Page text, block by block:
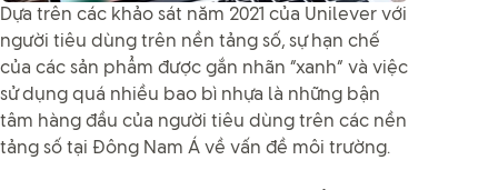
Dựa trên các khảo sát năm 2021 của Unilever với
người tiêu dùng trên nền tảng số, sự hạn chế
của các sản phẩm được gắn nhãn “xanh” và việc
sử dụng quá nhiều bao bì nhựa là những bận
tâm hàng đầu của người tiêu dùng trên các nền
tảng số tại Đông Nam Á về vấn đề môi trường.